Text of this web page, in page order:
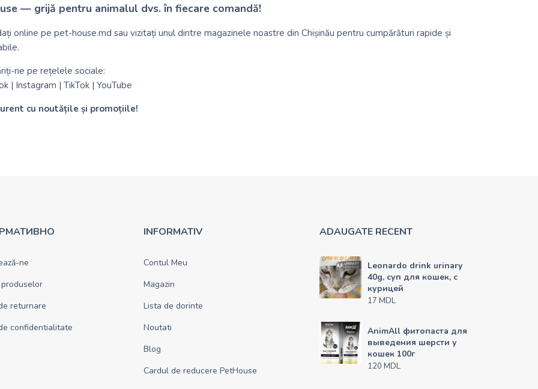
— grijă pentru animalul dvs. în fiecare comandă!
online pe pet-house.md sau vizitați unul dintre magazinele noastre din Chișinău pentru cumpărături rapide și
ne pe rețelele sociale:
| Instagram | TikTok| YouTube
cu noutățile și promoțiile!
ne
returnare
confidentialitate
INFORMATIV
Contul Meu
Magazin
Lista de dorinte
Noutati
Blog
Cardul de reducere PetHouse
ADAUGATE RECENT
Leonardo drink urinary
40g, суп для кошек, с
курицей
17 MDL
AnimAll фитопаста для
выведения шерсти у
кошек 100г
120 MDL